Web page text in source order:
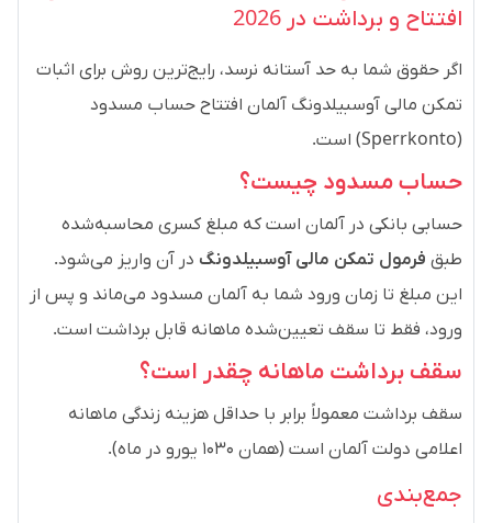
افتتاح و برداشت در 2026
اگر حقوق شما به حد آستانه نرسد، رایج‌ترین روش برای اثبات
تمکن مالی آوسبیلدونگ آلمان افتتاح حساب مسدود
(Sperrkonto) است.
حساب مسدود چیست؟
حسابی بانکی در آلمان است که مبلغ کسری محاسبه‌شده
طبق فرمول تمکن مالی آوسبیلدونگ در آن واریز می‌شود.
این مبلغ تا زمان ورود شما به آلمان مسدود می‌ماند و پس از
ورود، فقط تا سقف تعیین‌شده ماهانه قابل برداشت است.
سقف برداشت ماهانه چقدر است؟
سقف برداشت معمولاً برابر با حداقل هزینه زندگی ماهانه
اعلامی دولت آلمان است (همان ۱۰۳۰ یورو در ماه).
جمع‌بندی